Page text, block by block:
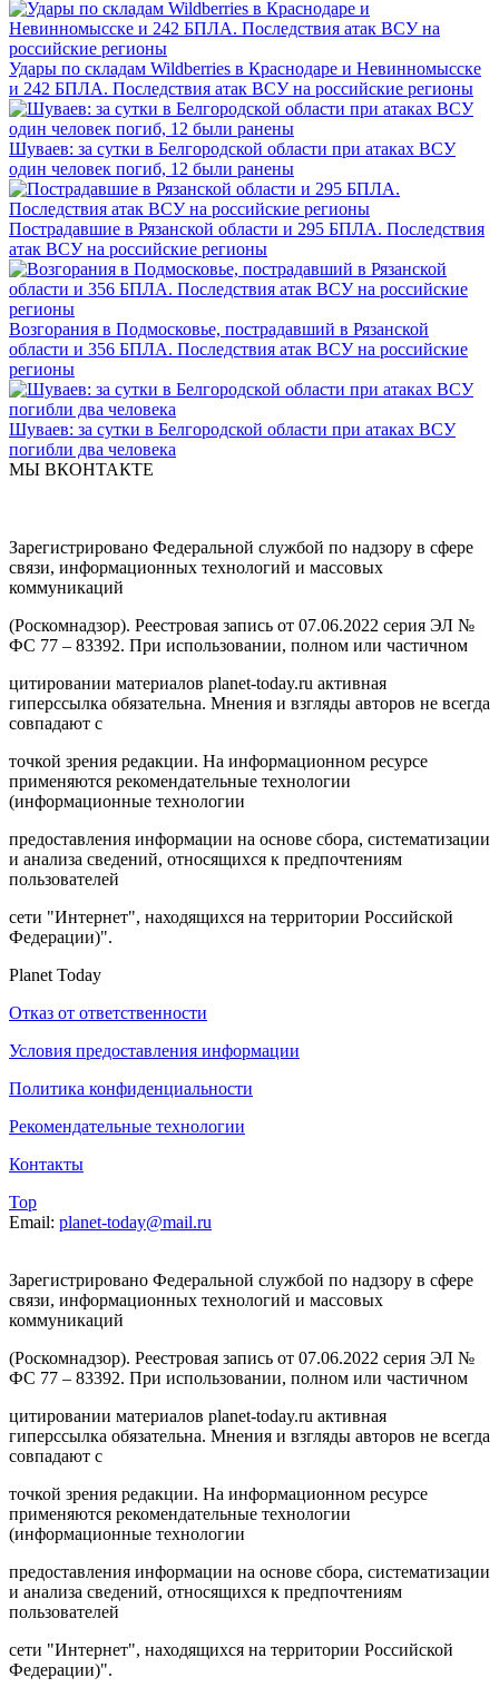
Удары по складам Wildberries в Краснодаре и Невинномысске
и 242 БПЛА. Последствия атак ВСУ на российские регионы
Шуваев: за сутки в Белгородской области при атаках ВСУ
один человек погиб, 12 были ранены
Пострадавшие в Рязанской области и 295 БПЛА. Последствия
атак ВСУ на российские регионы
Возгорания в Подмосковье, пострадавший в Рязанской
области и 356 БПЛА. Последствия атак ВСУ на российские
регионы
Шуваев: за сутки в Белгородской области при атаках ВСУ
погибли два человека
МЫ ВКОНТАКТЕ
Зарегистрировано Федеральной службой по надзору в сфере
связи, информационных технологий и массовых
коммуникаций
(Роскомнадзор). Реестровая запись от 07.06.2022 серия ЭЛ №
ФС 77 – 83392. При использовании, полном или частичном
цитировании материалов planet-today.ru активная
гиперссылка обязательна. Мнения и взгляды авторов не всегда
совпадают с
точкой зрения редакции. На информационном ресурсе
применяются рекомендательные технологии
(информационные технологии
предоставления информации на основе сбора, систематизации
и анализа сведений, относящихся к предпочтениям
пользователей
сети "Интернет", находящихся на территории Российской
Федерации)".
Planet Today
Отказ от ответственности
Условия предоставления информации
Политика конфиденциальности
Рекомендательные технологии
Контакты
Top
Email: planet-today@mail.ru
Зарегистрировано Федеральной службой по надзору в сфере
связи, информационных технологий и массовых
коммуникаций
(Роскомнадзор). Реестровая запись от 07.06.2022 серия ЭЛ №
ФС 77 – 83392. При использовании, полном или частичном
цитировании материалов planet-today.ru активная
гиперссылка обязательна. Мнения и взгляды авторов не всегда
совпадают с
точкой зрения редакции. На информационном ресурсе
применяются рекомендательные технологии
(информационные технологии
предоставления информации на основе сбора, систематизации
и анализа сведений, относящихся к предпочтениям
пользователей
сети "Интернет", находящихся на территории Российской
Федерации)".